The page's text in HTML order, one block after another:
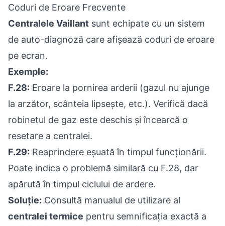
Coduri de Eroare Frecvente
Centralele Vaillant sunt echipate cu un sistem
de auto-diagnoză care afișează coduri de eroare
pe ecran.
Exemple:
F.28: Eroare la pornirea arderii (gazul nu ajunge
la arzător, scânteia lipsește, etc.). Verifică dacă
robinetul de gaz este deschis și încearcă o
resetare a centralei.
F.29: Reaprindere eșuată în timpul funcționării.
Poate indica o problemă similară cu F.28, dar
apărută în timpul ciclului de ardere.
Soluție: Consultă manualul de utilizare al
centralei termice pentru semnificația exactă a